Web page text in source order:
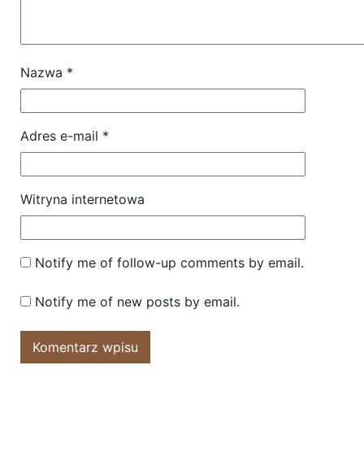
Nazwa *
Adres e-mail *
Witryna internetowa
Notify me of follow-up comments by email.
Notify me of new posts by email.